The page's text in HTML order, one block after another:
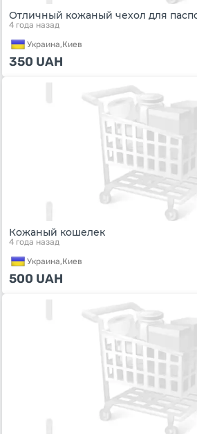
Отличный кожаный чехол для
4 года назад
Украина,Киев
350 UAH
Кожаный кошелек
4 года назад
Украина,Киев
500 UAH